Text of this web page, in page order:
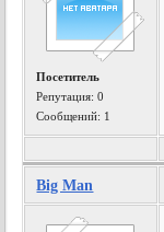
Посетитель
Репутация:0
Сообщений: 1
Big Man